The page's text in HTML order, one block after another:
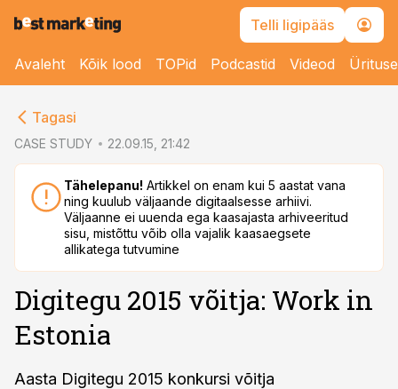
Telli ligipääs
Avaleht Kõik lood TOPid Podcastid Videod
Tagasi
CASE STUDY 22.09.15, 21:42
Tähelepanu! Artikkel on enam kui 5 aastat vana
ning kuulub väljaande digitaalsesse arhiivi.
Väljaanne ei uuenda ega kaasajasta arhiveeritud
sisu, mistõttu võib olla vajalik kaasaegsete
allikatega tutvumine
Digitegu 2015 võitja: Work in
Estonia
Aasta Digitegu 2015 konkursi võitja